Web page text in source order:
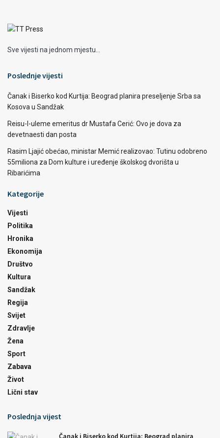
Sve vijesti na jednom mjestu...
Poslednje vijesti
Čanak i Biserko kod Kurtija: Beograd planira preseljenje Srba sa
Kosova u Sandžak
Reisu-l-uleme emeritus dr Mustafa Cerić: Ovo je dova za
devetnaesti dan posta
Rasim Ljajić obećao, ministar Memić realizovao: Tutinu odobreno
55miliona za Dom kulture i uređenje školskog dvorišta u
Ribarićima
Kategorije
Vijesti
Politika
Hronika
Ekonomija
Društvo
Kultura
Sandžak
Regija
Svijet
Zdravlje
Žena
Sport
Zabava
Život
Lični stav
Poslednja vijest
Čanak i Biserko kod Kurtija: Beograd planira